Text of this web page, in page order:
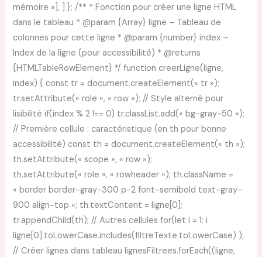
mémoire »], ] }; /** * Fonction pour créer une ligne HTML
dans le tableau * @param {Array} ligne – Tableau de
colonnes pour cette ligne * @param {number} index –
Index de la ligne (pour accessibilité) * @returns
{HTMLTableRowElement} */ function creerLigne(ligne,
index) { const tr = document.createElement(« tr »);
tr.setAttribute(« role », « row »); // Style alterné pour
lisibilité if(index % 2 !== 0) tr.classList.add(« bg-gray-50 »);
// Première cellule : caractéristique (en th pour bonne
accessibilité) const th = document.createElement(« th »);
th.setAttribute(« scope », « row »);
th.setAttribute(« role », « rowheader »); th.className =
« border border-gray-300 p-2 font-semibold text-gray-
900 align-top »; th.textContent = ligne[0];
tr.appendChild(th); // Autres cellules for(let i = 1; i
ligne[0].toLowerCase.includes(filtreTexte.toLowerCase) );
// Créer lignes dans tableau lignesFiltrees.forEach((ligne,